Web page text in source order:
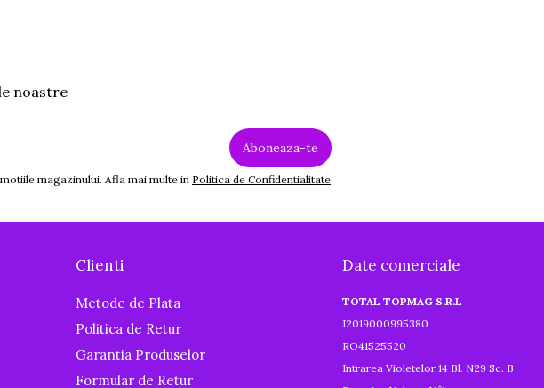
noastre
magazinului. Afla mai multe in Politica de Confidentialitate
Clienti
Metode de Plata
Politica de Retur
Garantia Produselor
Formular de Retur
Date comerciale
TOTAL TOPMAG S.R.L
J2019000995380
RO41525520
Intrarea Violetelor 14 Bl. N29 Sc. B